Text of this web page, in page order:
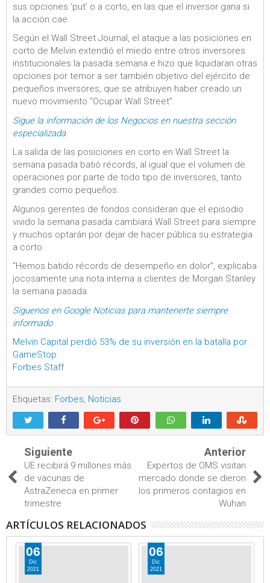
sus opciones ‘put’ o a corto, en las que el inversor gana si
la acción cae.
Según el Wall Street Journal, el ataque a las posiciones en
corto de Melvin extendió el miedo entre otros inversores
institucionales la pasada semana e hizo que liquidaran otras
opciones por temor a ser también objetivo del ejército de
pequeños inversores, que se atribuyen haber creado un
nuevo movimiento “Ocupar Wall Street”.
Sigue la información de los Negocios en nuestra sección
especializada
La salida de las posiciones en corto en Wall Street la
semana pasada batió récords, al igual que el volumen de
operaciones por parte de todo tipo de inversores, tanto
grandes como pequeños.
Algunos gerentes de fondos consideran que el episodio
vivido la semana pasada cambiará Wall Street para siempre
y muchos optarán por dejar de hacer pública su estrategia
a corto.
“Hemos batido récords de desempeño en dolor”, explicaba
jocosamente una nota interna a clientes de Morgan Stanley
la semana pasada.
Síguenos en Google Noticias para mantenerte siempre
informado
Melvin Capital perdió 53% de su inversión en la batalla por
GameStop
Forbes Staff
Etiquetas: Forbes Noticias
Siguiente
UE recibirá 9 millones más
de vacunas de
AstraZeneca en primer
trimestre
Anterior
Expertos de OMS visitan
mercado donde se dieron
los primeros contagios en
Wuhan
ARTÍCULOS RELACIONADOS
06
Dic
2021
06
Dic
2021